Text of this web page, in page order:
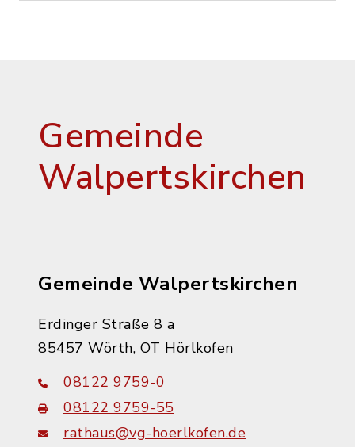
Gemeinde
Walpertskirchen
Gemeinde Walpertskirchen
Erdinger Straße 8 a
85457 Wörth, OT Hörlkofen
08122 9759-0
08122 9759-55
rathaus@vg-hoerlkofen.de